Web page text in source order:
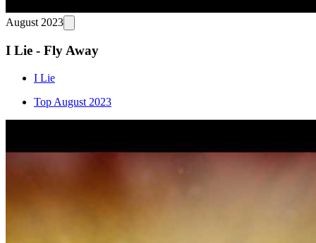
August 2023
I Lie - Fly Away
I Lie
Top August 2023